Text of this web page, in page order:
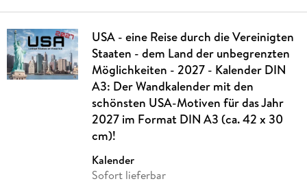
USA - eine Reise durch die Vereinigten
Staaten - dem Land der unbegrenzten
Möglichkeiten - 2027 - Kalender DIN
A3: Der Wandkalender mit den
schönsten USA-Motiven für das Jahr
2027 im Format DIN A3 (ca. 42 x 30
cm)!
Kalender
Sofort lieferbar